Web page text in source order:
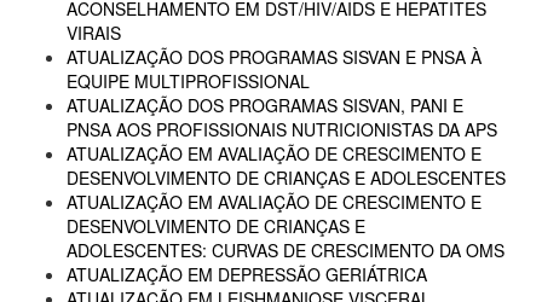
ACONSELHAMENTO EM DST/HIV/AIDS E HEPATITES
VIRAIS
ATUALIZAÇÃO DOS PROGRAMAS SISVAN E PNSA À
EQUIPE MULTIPROFISSIONAL
ATUALIZAÇÃO DOS PROGRAMAS SISVAN, PANI E
PNSA AOS PROFISSIONAIS NUTRICIONISTAS DA APS
ATUALIZAÇÃO EM AVALIAÇÃO DE CRESCIMENTO E
DESENVOLVIMENTO DE CRIANÇAS E ADOLESCENTES
ATUALIZAÇÃO EM AVALIAÇÃO DE CRESCIMENTO E
DESENVOLVIMENTO DE CRIANÇAS E
ADOLESCENTES: CURVAS DE CRESCIMENTO DA OMS
ATUALIZAÇÃO EM DEPRESSÃO GERIÁTRICA